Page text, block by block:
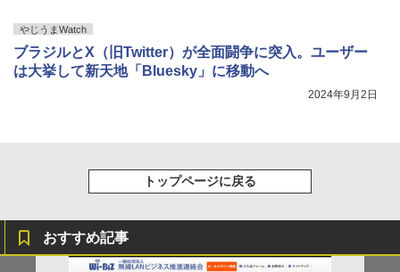
やじうまWatch
ブラジルとX（旧Twitter）が全面闘争に突入。ユーザー
は大挙して新天地「Bluesky」に移動へ
2024年9月2日
トップページに戻る
おすすめ記事